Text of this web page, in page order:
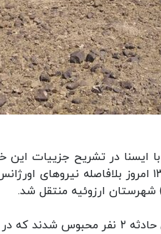
ایسنا در تشریح جزییات
آباد شهرستان ارزوئیه در ساعت ۱۳:۴۵
ارزوئیه منتقل شد.
وی ادامه داد: متاسفانه تاکنون در